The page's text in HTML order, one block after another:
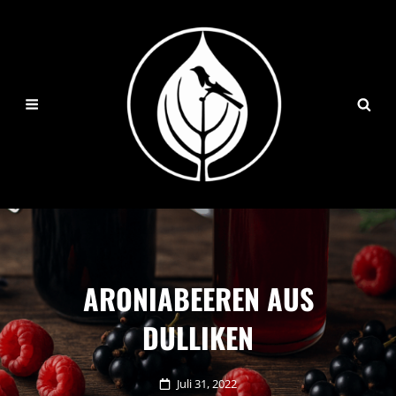
ARONIABEEREN AUS
DULLIKEN
Posted
Juli 31, 2022